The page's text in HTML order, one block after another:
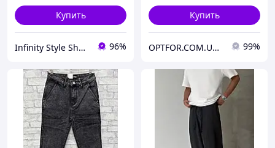
Купить
Infinity Style Shop - IS°ho 96%
Купить
OPTFOR.COM.UA - Будь первым вместе с нами! 99%